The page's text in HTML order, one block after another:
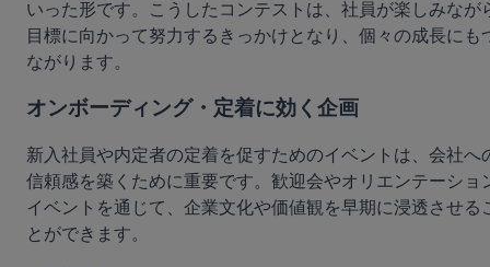
いった形です。こうしたコンテストは、社員が楽しみなが
目標に向かって努力するきっかけとなり、個々の成長にも
ながります。
オンボーディング・定着に効く企画
新入社員や内定者の定着を促すためのイベントは、会社へ
信頼感を築くために重要です。歓迎会やオリエンテーショ
イベントを通じて、企業文化や価値観を早期に浸透させる
とができます。